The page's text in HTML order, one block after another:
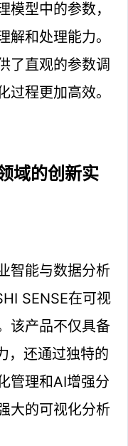
模型中的参数，
解和处理能力。
了直观的参数调
过程更加高效。
域的创新实
智能与数据分析
SENSE在可视
该产品不仅具备
，还通过独特的
管理和AI增强分
大的可视化分析